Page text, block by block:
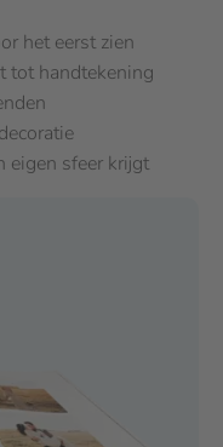
het eerst zien
tot handtekening
sfeer krijgt